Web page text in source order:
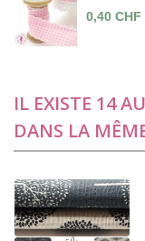
0,40 CHF
IL EXISTE 14
DANS LA